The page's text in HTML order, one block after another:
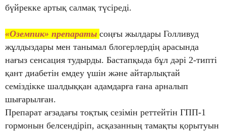
бүйрекке артық салмақ түсіреді.
«Оземпик» препараты соңғы жылдары Голливуд
жұлдыздары мен танымал блогерлердің арасында
нағыз сенсация тудырды. Бастапқыда бұл дәрі 2-типті
қант диабетін емдеу үшін және айтарлықтай
семіздікке шалдыққан адамдарға ғана арналып
шығарылған.
Препарат ағзадағы тоқтық сезімін реттейтін ГПП-1
гормонын белсендіріп, асқазанның тамақты қорытуын